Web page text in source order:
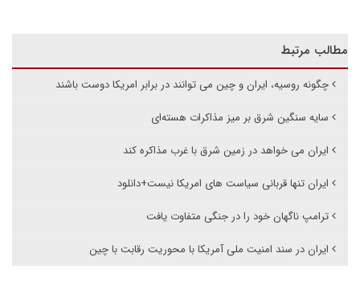
مطالب مرتبط
چگونه روسیه، ایران و چین می توانند در برابر امریکا دوست باشند
سایه سنگین شرق بر میز مذاکرات هسته‌ای
ایران می خواهد در زمین شرق با غرب مذاکره کند
ایران تنها قربانی سیاست های امریکا نیست+دانلود
ترامپ ناگهان خود را در جنگی متفاوت یافت
ایران در سند امنیت ملی آمریکا با محوریت رقابت با چین